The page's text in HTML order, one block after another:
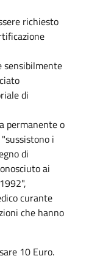
richiesto
sensibilmente
di
permanente o
i
di
ai
curante
che hanno
10 Euro.